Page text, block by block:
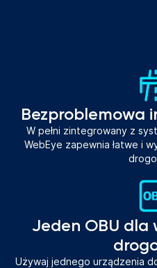
Bezproblemowa
W pełni zintegrowany z
WebEye zapewnia łatwe i
Jeden OBU dla
Używaj jednego urządzenia